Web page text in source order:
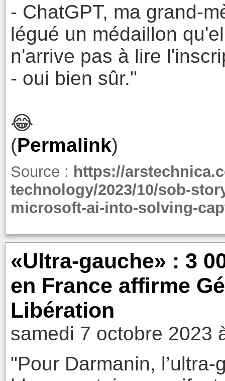
- ChatGPT, ma grand-
légué un médaillon
n'arrive pas à lire
- oui bien sûr."
😂
(Permalink)
Source : https://
technology/2023/10/sob-
microsoft-ai-into-solving-
«Ultra-gauche» : 3
en France affirme
Libération
samedi 7 octobre 2023
"Pour Darmanin,